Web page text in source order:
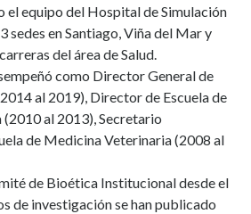
el equipo del Hospital de Simulación
sedes en Santiago, Viña del Mar y
del área de Salud.
como Director General de
al 2019), Director de Escuela de
al 2013), Secretario
de Medicina Veterinaria (2008 al
de Bioética Institucional desde el
de investigación se han publicado